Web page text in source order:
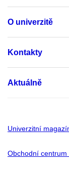
O univerzitě
Kontakty
Aktuálně
Univerzitní
Obchodní centrum